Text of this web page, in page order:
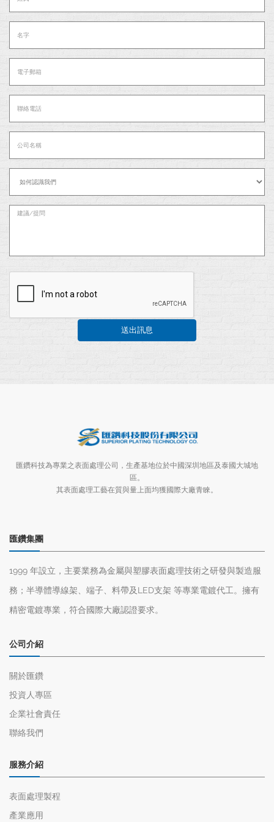
送出訊息
匯鑽科技為專業之表面處理公司，生產基地位於中國深圳地區及泰國大城地
區。
其表面處理工藝在質與量上面均獲國際大廠青睞。
匯鑽集團
1999 年設立，主要業務為金屬與塑膠表面處理技術之研發與製造服
務；半導體導線架、端子、料帶及LED支架 等專業電鍍代工。擁有
精密電鍍專業，符合國際大廠認證要求。
公司介紹
關於匯鑽
投資人專區
企業社會責任
聯絡我們
服務介紹
表面處理製程
產業應用